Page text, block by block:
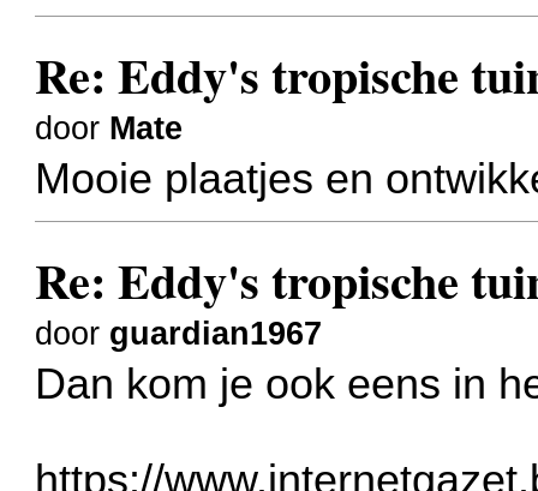
Re: Eddy's tropische
door Mate
Mooie plaatjes en
Re: Eddy's tropische
door guardian1967
Dan kom je ook eens in
https://